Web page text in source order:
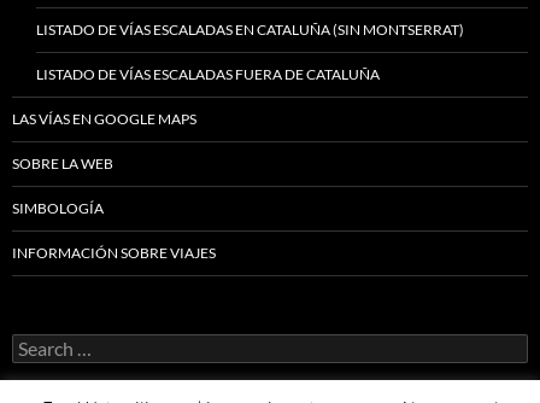
LISTADO DE VÍAS ESCALADAS EN CATALUÑA (SIN MONTSERRAT)
LISTADO DE VÍAS ESCALADAS FUERA DE CATALUÑA
LAS VÍAS EN GOOGLE MAPS
SOBRE LA WEB
SIMBOLOGÍA
INFORMACIÓN SOBRE VIAJES
Search
for: